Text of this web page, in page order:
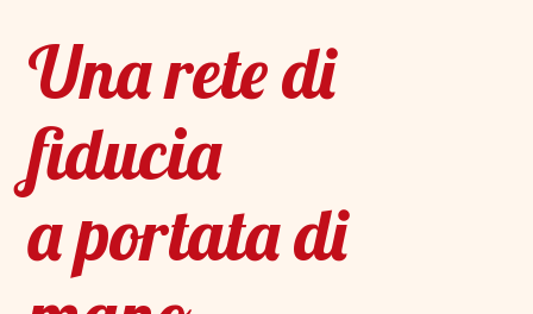
Una rete di
fiducia
a portata di